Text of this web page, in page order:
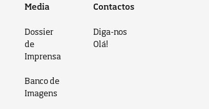
Media
Dossier
de
Imprensa
Banco de
Imagens
Contactos
Diga-nos
Olá!